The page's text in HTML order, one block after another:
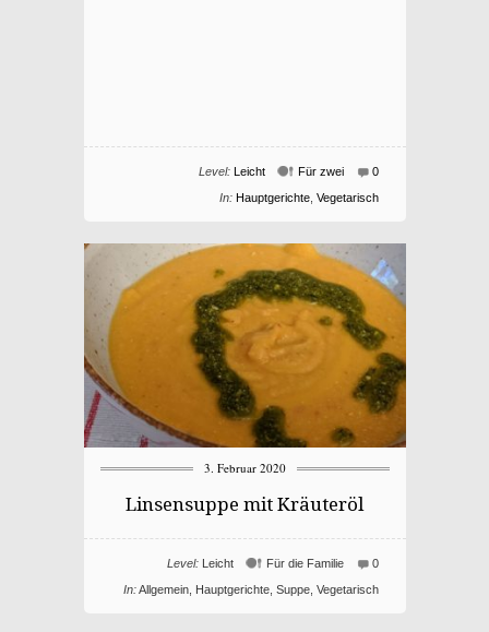
0
Für zwei
Level: Leicht
In: Hauptgerichte, Vegetarisch
3. Februar 2020
Linsensuppe mit Kräuteröl
0
Für die Familie
Level: Leicht
In: Allgemein, Hauptgerichte, Suppe, Vegetarisch